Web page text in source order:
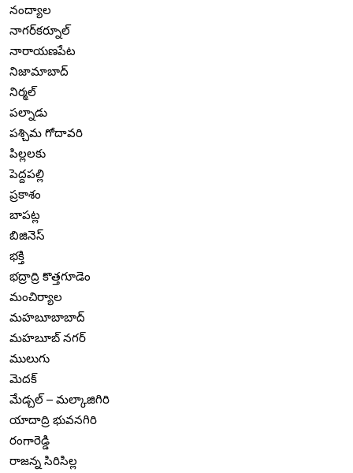
నంద్యాల
నాగర్‌కర్నూల్
నారాయణపేట
నిజామాబాద్
నిర్మల్
పల్నాడు
పశ్చిమ గోదావరి
పిల్లలకు
పెద్దపల్లి
ప్రకాశం
బాపట్ల
బిజినెస్
భక్తి
భద్రాద్రి కొత్తగూడెం
మంచిర్యాల
మహబూబాబాద్
మహబూబ్ నగర్
ములుగు
మెదక్
మేడ్చల్ – మల్కాజిగిరి
యాదాద్రి భువనగిరి
రంగారెడ్డి
రాజన్న సిరిసిల్ల